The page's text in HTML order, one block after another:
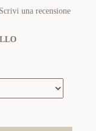
Scrivi una recensione